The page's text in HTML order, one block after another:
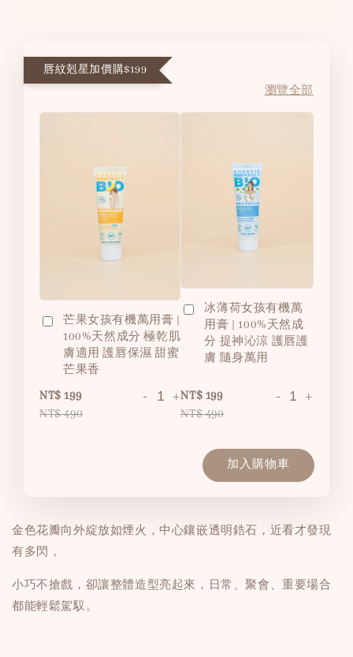
唇紋剋星加價購$199
瀏覽全部
芒果女孩有機萬用膏 |
100%天然成分 極乾肌
膚適用 護唇保濕 甜蜜
芒果香
NT$ 199
NT$ 490
- +
冰薄荷女孩有機萬
用膏 | 100%天然成
分 提神沁涼 護唇護
膚 隨身萬用
NT$ 199
NT$ 490
- +
加入購物車
金色花瓣向外綻放如煙火，中心鑲嵌透明鋯石，近看才發現
有多閃，
小巧不搶戲，卻讓整體造型亮起來，日常、聚會、重要場合
都能輕鬆駕馭。